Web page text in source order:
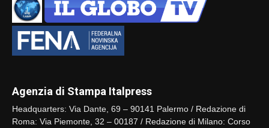
Agenzia di Stampa Italpress
Headquarters: Via Dante, 69 – 90141 Palermo / Redazione di
Roma: Via Piemonte, 32 – 00187 / Redazione di Milano: Corso